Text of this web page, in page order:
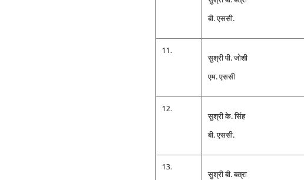
बी. एससी.
11.
सुश्री पी. जोशी
एम. एससी
12.
सुश्री के. सिंह
बी. एससी.
13.
सुश्री बी. बत्रा